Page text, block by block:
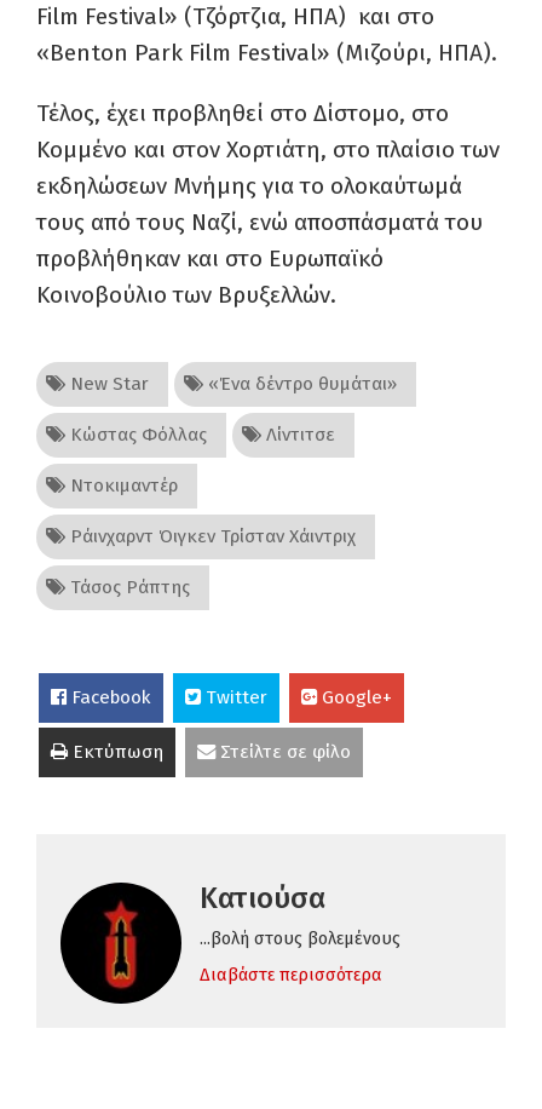
Film Festival» (Τζόρτζια, ΗΠΑ) και στο
«Benton Park Film Festival» (Μιζούρι, ΗΠΑ).
Τέλος, έχει προβληθεί στο Δίστομο, στο
Κομμένο και στον Χορτιάτη, στο πλαίσιο των
εκδηλώσεων Μνήμης για το ολοκαύτωμά
τους από τους Ναζί, ενώ αποσπάσματά του
προβλήθηκαν και στο Ευρωπαϊκό
Κοινοβούλιο των Βρυξελλών.
New Star «Ένα δέντρο θυμάται»
Κώστας Φόλλας Λίντιτσε
Ντοκιμαντέρ
Ράινχαρντ Όιγκεν Τρίσταν Χάιντριχ
Τάσος Ράπτης
Facebook Twitter Google+
Εκτύπωση Στείλτε σε φίλο
Κατιούσα
...βολή στους βολεμένους
Διαβάστε περισσότερα